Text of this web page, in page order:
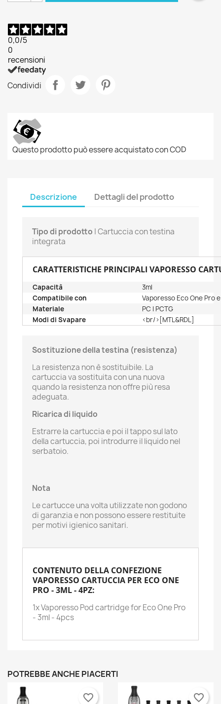
0,0/5
0
recensioni
Condividi
Questo prodotto può essere acquistato con COD
Descrizione Dettagli del prodotto
Tipo di prodotto | Cartuccia con testina
integrata
CARATTERISTICHE PRINCIPALI VAPORESSO
Capacità
3ml
Compatibile con
Vaporesso Eco One Pro
Materiale
PC | PCTG
Modi di Svapare
<br/>[MTL&RDL]
Sostituzione della testina (resistenza)
La resistenza non è sostituibile. La
cartuccia va sostituita con una nuova
quando la resistenza non offre più resa
adeguata.
Ricarica di liquido
Estrarre la cartuccia e poi il tappo sul lato
della cartuccia, poi introdurre il liquido nel
serbatoio.
Nota
Le cartucce una volta utilizzate non godono
di garanzia e non possono essere restituite
per motivi igienico sanitari.
CONTENUTO DELLA CONFEZIONE
VAPORESSO CARTUCCIA PER ECO ONE
PRO - 3ML - 4PZ:
1x Vaporesso Pod cartridge for Eco One Pro
- 3ml - 4pcs
POTREBBE ANCHE PIACERTI
favorite_border favorite_border